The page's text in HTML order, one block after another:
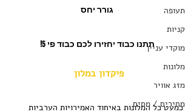
תעופה
קניות
מוקדי עניין
מלונות
מזג אוויר
מחירים / מסים
גורר יחס
תתנו כבוד יחזירו לכם כבוד פי 5!
פיקדון במלון
כמעט כל המלונות באיחוד האמירויות הערביות